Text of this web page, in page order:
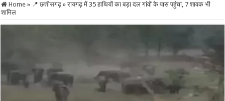
Home » 📍 छत्तीसगढ़ » रायगढ़ में 35 हाथियों का बड़ा दल गांवों के पास पहुंचा, 7 शावक भी
शामिल